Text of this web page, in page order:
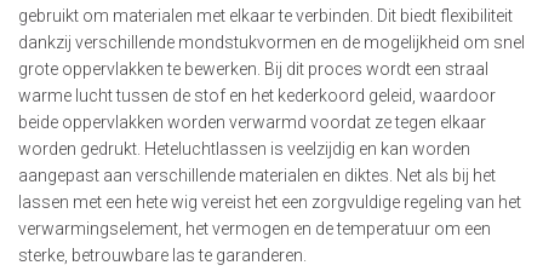
gebruikt om materialen met elkaar te verbinden. Dit biedt flexibiliteit
dankzij verschillende mondstukvormen en de mogelijkheid om snel
grote oppervlakken te bewerken. Bij dit proces wordt een straal
warme lucht tussen de stof en het kederkoord geleid, waardoor
beide oppervlakken worden verwarmd voordat ze tegen elkaar
worden gedrukt. Heteluchtlassen is veelzijdig en kan worden
aangepast aan verschillende materialen en diktes. Net als bij het
lassen met een hete wig vereist het een zorgvuldige regeling van het
verwarmingselement, het vermogen en de temperatuur om een
sterke, betrouwbare las te garanderen.